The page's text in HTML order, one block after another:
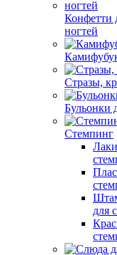
Конфетти
ногтей
Стразы,
Бульонки
Стемпинг
для